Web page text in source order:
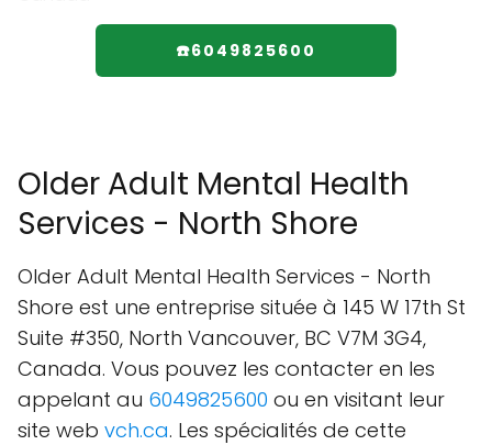
☎️6049825600
Older Adult Mental Health
Services - North Shore
Older Adult Mental Health Services - North
Shore est une entreprise située à 145 W 17th St
Suite #350, North Vancouver, BC V7M 3G4,
Canada. Vous pouvez les contacter en les
appelant au 6049825600 ou en visitant leur
site web vch.ca. Les spécialités de cette